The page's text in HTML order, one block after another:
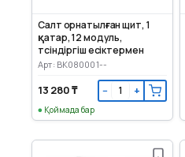
Салт орнатылған щит, 1
қатар, 12 модуль,
түсіндіргіш есіктермен
Арт: BK080001--
13 280 ₸ − +
Қоймада бар